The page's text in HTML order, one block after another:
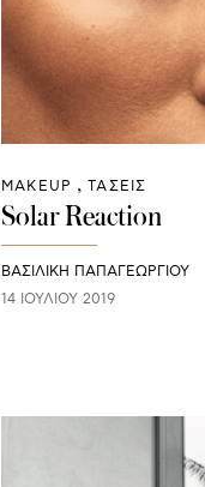
ΜAKEUP ΤΑΣΕΙΣ
Solar Reaction
ΒΑΣΙΛΙΚΗ ΠΑΠΑΓΕΩΡΓΙΟΥ
14 ΙΟΥΛΊΟΥ 2019